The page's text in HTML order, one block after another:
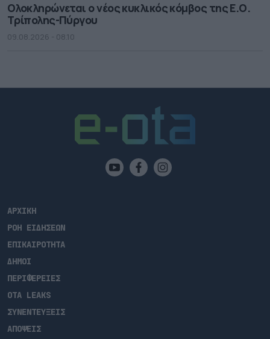
Ολοκληρώνεται ο νέος κυκλικός κόμβος της Ε.Ο.
Τρίπολης-Πύργου
09.08.2026 - 08.10
ΑΡΧΙΚΗ
ΡΟΗ ΕΙΔΗΣΕΩΝ
ΕΠΙΚΑΙΡΟΤΗΤΑ
ΔΗΜΟΙ
ΠΕΡΙΦΕΡΕΙΕΣ
OTA LEAKS
ΣΥΝΕΝΤΕΥΞΕΙΣ
ΑΠΟΨΕΙΣ